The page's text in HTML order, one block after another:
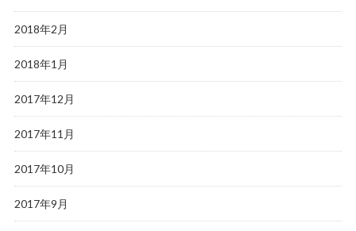
2018年2月
2018年1月
2017年12月
2017年11月
2017年10月
2017年9月